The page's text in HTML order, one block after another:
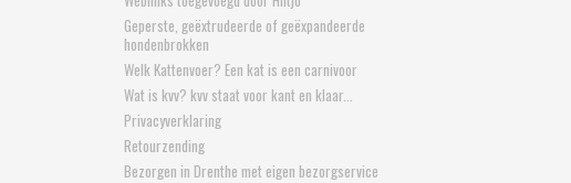
Geperste, geëxtrudeerde of geëxpandeerde
hondenbrokken
Welk Kattenvoer? Een kat is een carnivoor
Wat is kvv? kvv staat voor kant en klaar...
Privacyverklaring
Retourzending
Bezorgen in Drenthe met eigen bezorgservice